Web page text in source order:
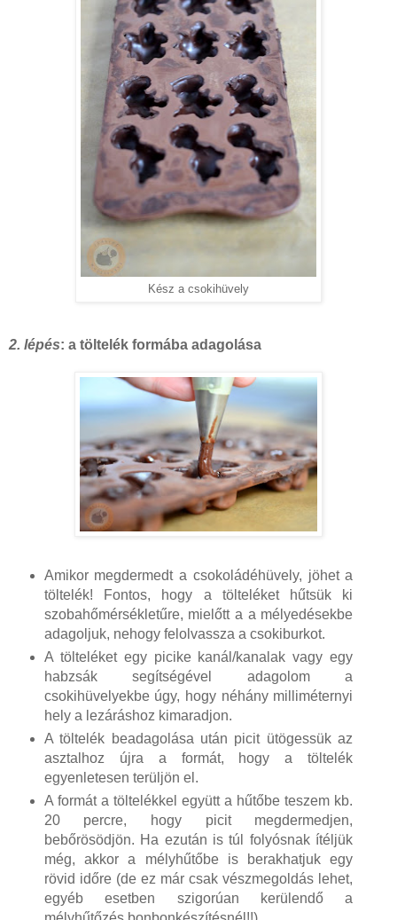
Kész a csokihüvely
2. lépés: a töltelék formába adagolása
Amikor megdermedt a csokoládéhüvely, jöhet a
töltelék! Fontos, hogy a tölteléket hűtsük ki
szobahőmérsékletűre, mielőtt a a mélyedésekbe
adagoljuk, nehogy felolvassza a csokiburkot.
A tölteléket egy picike kanál/kanalak vagy egy
habzsák segítségével adagolom a
csokihüvelyekbe úgy, hogy néhány milliméternyi
hely a lezáráshoz kimaradjon.
A töltelék beadagolása után picit ütögessük az
asztalhoz újra a formát, hogy a töltelék
egyenletesen terüljön el.
A formát a töltelékkel együtt a hűtőbe teszem kb.
20 percre, hogy picit megdermedjen,
bebőrösödjön. Ha ezután is túl folyósnak ítéljük
még, akkor a mélyhűtőbe is berakhatjuk egy
rövid időre (de ez már csak vészmegoldás lehet,
egyéb esetben szigorúan kerülendő a